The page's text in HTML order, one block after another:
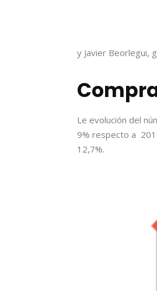
y Javier Beorlegui,
Le evolución del
9% respecto a
12,7%.